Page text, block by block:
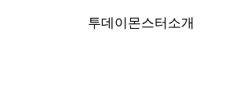
투데이몬스터소개